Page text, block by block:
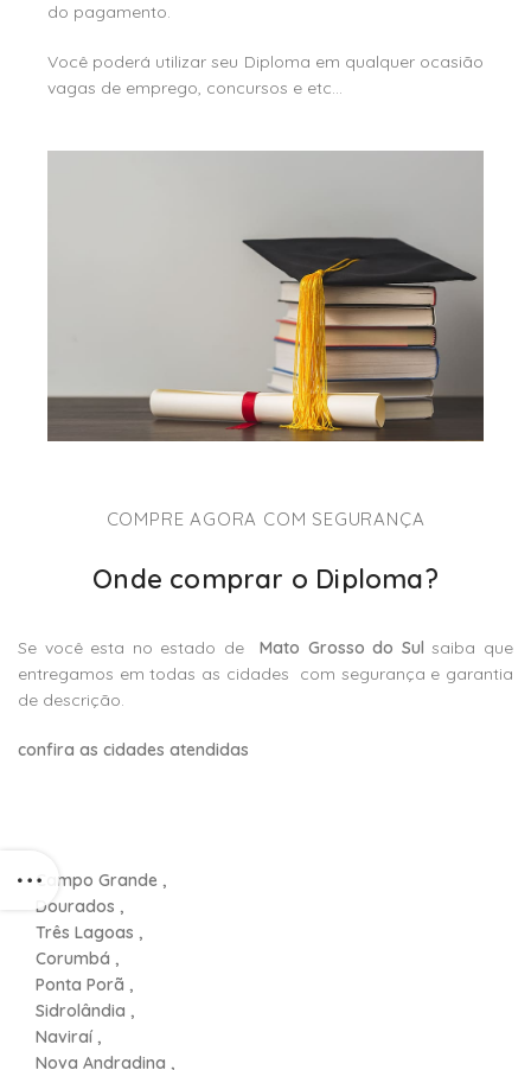
do pagamento.
Você poderá utilizar seu Diploma em qualquer ocasião
vagas de emprego, concursos e etc…
COMPRE AGORA COM SEGURANÇA
Onde comprar o Diploma?
Se você esta no estado de Mato Grosso do Sulsaiba que
entregamos em todas as cidades com segurança e garantia
de descrição.
confira as cidades atendidas
Campo Grande ,
Dourados ,
Três Lagoas ,
Corumbá ,
Ponta Porã ,
Sidrolândia ,
Naviraí ,
Nova Andradina ,